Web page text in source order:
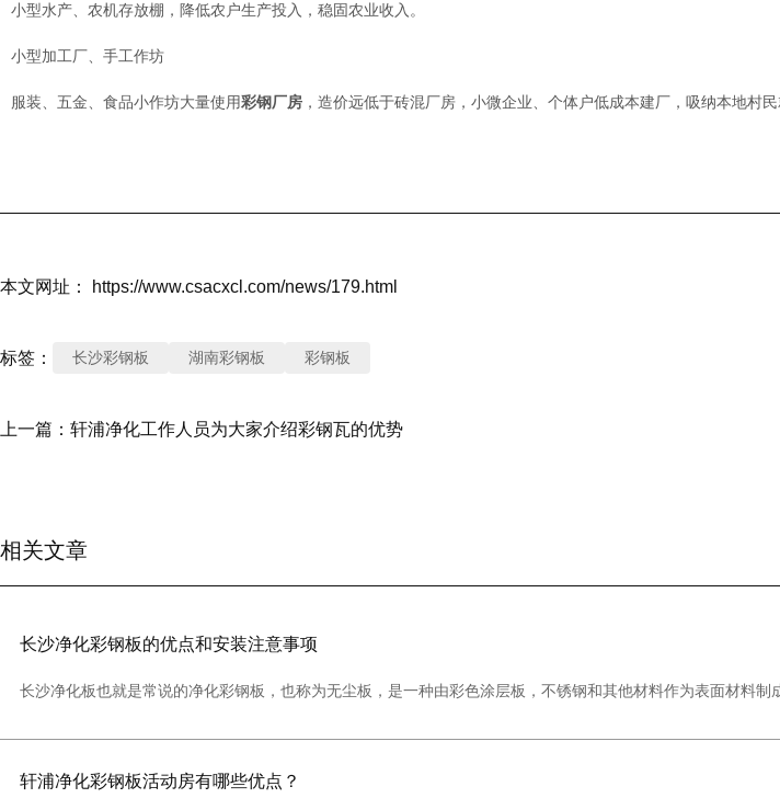
小型水产、农机存放棚，降低农户生产投入，稳固农业收入。
小型加工厂、手工作坊
服装、五金、食品小作坊大量使用彩钢厂房 ，造价远低于砖混厂房，小微企业、个体户低成本建厂，吸纳本地村
本文网址： https://www.csacxcl.com/news/179.html
标签： 长沙彩钢板 湖南彩钢板 彩钢板
上一篇： 轩浦净化工作人员为大家介绍彩钢瓦的优势
相关文章
长沙净化彩钢板的优点和安装注意事项
长沙净化板也就是常说的净化彩钢板，也称为无尘板，是一种由彩色涂层板，不锈钢和其他材料作为表面材料
轩浦净化彩钢板活动房有哪些优点？